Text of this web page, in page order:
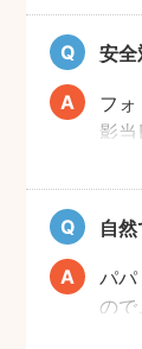
厳
扱い
ン
ま
ま
安全
フ
影
策
ま
ら
呼
い。
自
パパ
の
を